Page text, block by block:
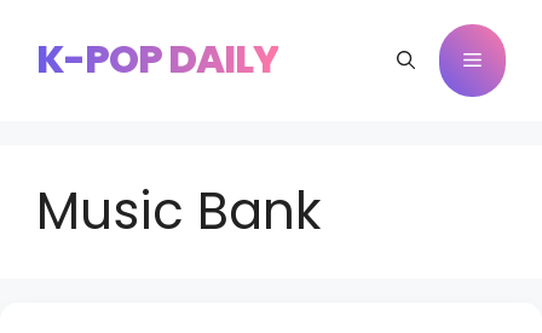
paraK-POP DAILY Menu
Music Bank